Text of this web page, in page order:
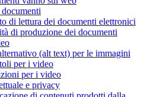
di lettura dei documenti elettronici
di produzione dei documenti
(alt text) per le immagini
per i video
per i video
e privacy